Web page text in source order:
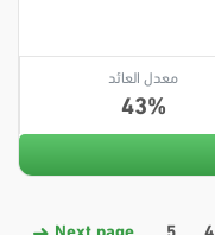
معدل العائد
43